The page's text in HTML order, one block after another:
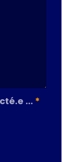
... *